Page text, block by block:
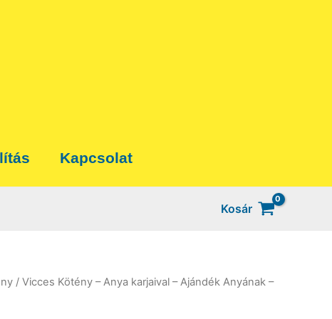
Kapcsolat
Kosár
/ Vicces Kötény – Anya karjaival – Ajándék Anyának –